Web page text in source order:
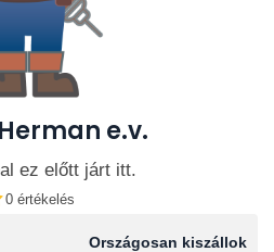
e.v.
ez előtt járt itt.
0 értékelés
Országosan kiszállok